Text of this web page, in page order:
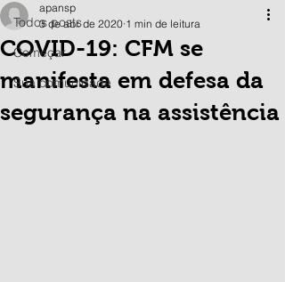
Todos posts
Começar
Sua comunidade
COVID-19: CFM se
manifesta em defesa da
segurança na assistência
apansp
3 de abr. de 2020 1 min de leitura